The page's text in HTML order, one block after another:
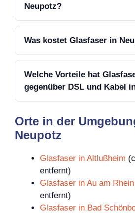
Neupotz?
Was kostet Glasfaser in
Welche Vorteile hat
gegenüber DSL und Kabel
Orte in der
Neupotz
Glasfaser in Altlußheim
entfernt)
Glasfaser in Au am Rhein
entfernt)
Glasfaser in Bad